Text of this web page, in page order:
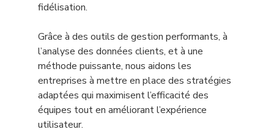
fidélisation.
Grâce à des outils de gestion performants, à
l’analyse des données clients, et à une
méthode puissante, nous aidons les
entreprises à mettre en place des stratégies
adaptées qui maximisent l’efficacité des
équipes tout en améliorant l’expérience
utilisateur.